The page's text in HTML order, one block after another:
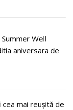
Well
aniversara de
mai reușită de